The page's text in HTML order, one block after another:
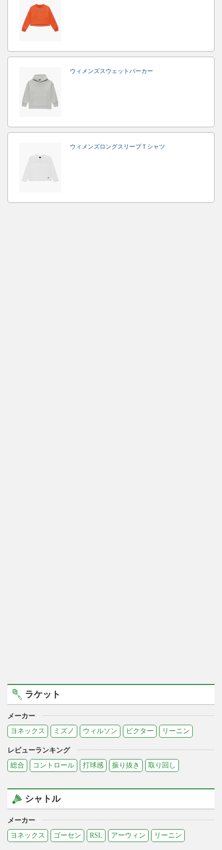
ウィメンズスウェットパーカー
ウィメンズロングスリーブＴシャツ
ラケット
メーカー
ヨネックス
ミズノ ウィルソン ビクター リーニン
レビューランキング
総合
コントロール 打球感 振り抜き 取り回し
シャトル
メーカー
ヨネックス
ゴーセン RSL アーウィン リーニン